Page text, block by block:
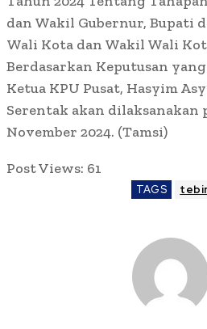
dan Wakil Gubernur, Bupati
Wali Kota dan Wakil Wali
Berdasarkan Keputusan
Ketua KPU Pusat, Hasyim
Serentak akan dilaksanakan
November 2024. (Tamsi)
Post Views: 61
TAGS